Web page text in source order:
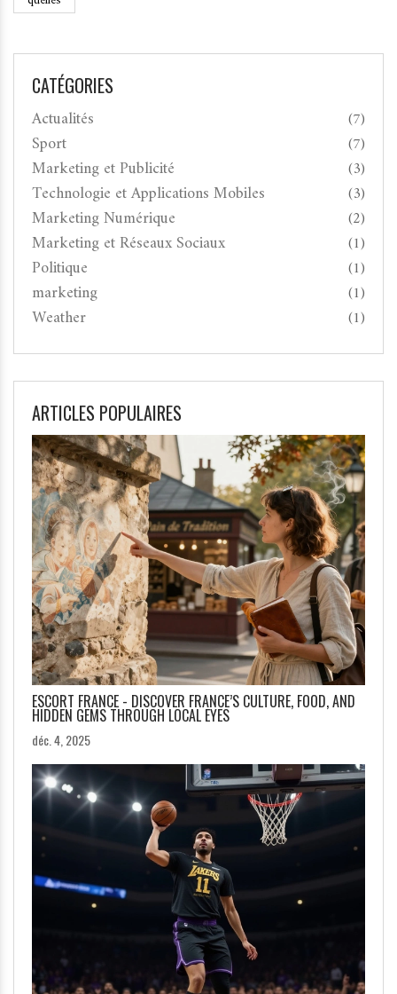
CATÉGORIES
Actualités (7)
Sport (7)
Marketing et Publicité (3)
Technologie et Applications Mobiles (3)
Marketing Numérique (2)
Marketing et Réseaux Sociaux (1)
Politique (1)
marketing (1)
Weather (1)
ARTICLES POPULAIRES
ESCORT FRANCE - DISCOVER FRANCE’S CULTURE, FOOD, AND
HIDDEN GEMS THROUGH LOCAL EYES
déc. 4, 2025